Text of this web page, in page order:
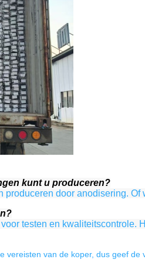
kunt u produceren?
door anodisering.
testen en kwaliteitscontrole.
vereisten van de koper, dus geef